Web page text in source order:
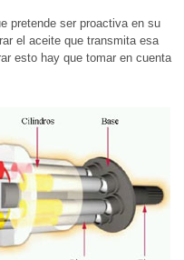
pretende ser proactiva en su
el aceite que transmita esa
esto hay que tomar en cuenta